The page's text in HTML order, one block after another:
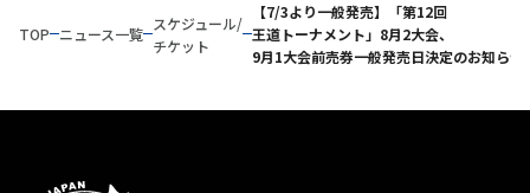
TOP ニュース一覧
スケジュール/
チケット
【7/3より一般発売】「第12回
王道トーナメント」8月2大会、
9月1大会前売券一般発売日決定のお知らせ